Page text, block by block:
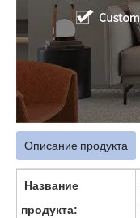
Описание продукта
Название
продукта: